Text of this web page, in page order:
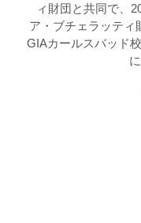
ィ財団と共同で、
ア・ブチェラッティ
GIAカールスバッド